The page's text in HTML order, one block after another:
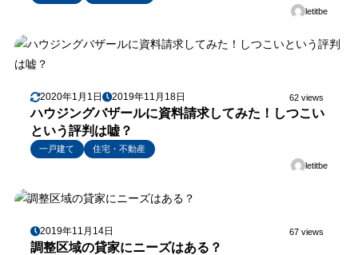
letitbe
2020年1月1日 2019年11月18日 62 views
ハウジングバザールに資料請求してみた！しつこい
という評判は嘘？
一戸建て
住宅・不動産
letitbe
2019年11月14日 67 views
調整区域の貸家にニーズはある？